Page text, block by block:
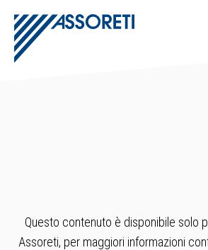
Questo contenuto è disponibile solo
Assoreti, per maggiori informazioni